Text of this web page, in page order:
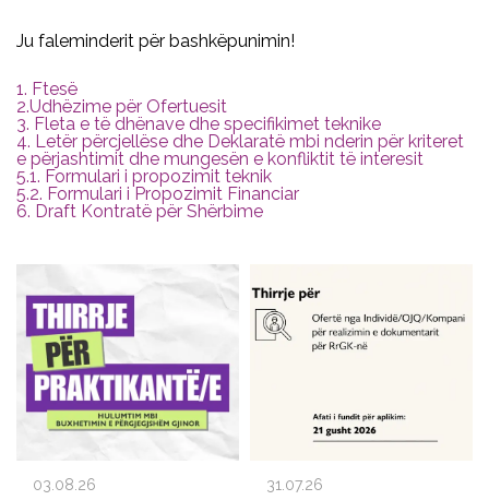
Ju faleminderit për bashkëpunimin!
1. Ftesë
2.Udhëzime për Ofertuesit
3. Fleta e të dhënave dhe specifikimet teknike
4. Letër përcjellëse dhe Deklaratë mbi nderin për kriteret
e përjashtimit dhe mungesën e konfliktit të interesit
5.1. Formulari i propozimit teknik
5.2. Formulari i Propozimit Financiar
6. Draft Kontratë për Shërbime
03.08.26 31.07.26